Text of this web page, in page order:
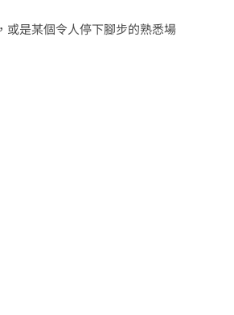
或是某個令人停下腳步的熟悉場